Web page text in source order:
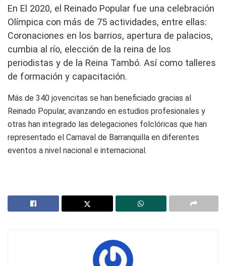
En El 2020, el Reinado Popular fue una celebración
Olímpica con más de 75 actividades, entre ellas:
Coronaciones en los barrios, apertura de palacios,
cumbia al río, elección de la reina de los
periodistas y de la Reina Tambó. Así como talleres
de formación y capacitación.
Más de 340 jovencitas se han beneficiado gracias al
Reinado Popular, avanzando en estudios profesionales y
otras han integrado las delegaciones folclóricas que han
representado el Carnaval de Barranquilla en diferentes
eventos a nivel nacional e internacional.